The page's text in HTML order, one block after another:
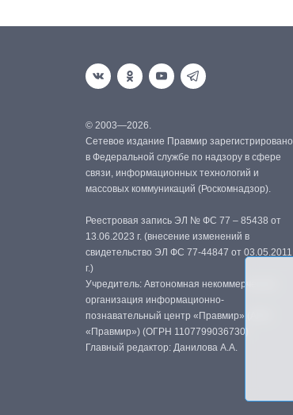
© 2003—2026.
Сетевое издание Правмир зарегистрировано
в Федеральной службе по надзору в сфере
связи, информационных технологий и
массовых коммуникаций (Роскомнадзор).
Реестровая запись ЭЛ № ФС 77 – 85438 от
13.06.2023 г. (внесение изменений в
свидетельство ЭЛ ФС 77-44847 от 03.05.2011
г.)
Учредитель: Автономная некоммерческая
организация информационно-
познавательный центр «Правмир» (АНО
«Правмир») (ОГРН 1107799036730)
Главный редактор: Данилова А.А.